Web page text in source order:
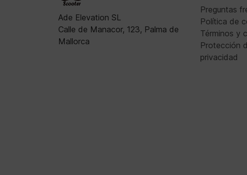
Ade Elevation SL
Calle de Manacor, 123, Palma de
Mallorca
Preguntas
Política de
Términos y
Protección
privacidad